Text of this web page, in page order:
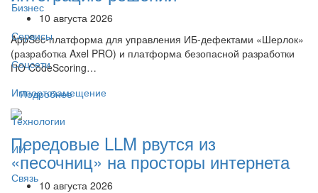
Бизнес
Сервисы
Соцсети
Импортозамещение
Технологии
ИИ
Связь
10 августа 2026
AppSec-платформа для управления ИБ-дефектами «Шерлок»
(разработка Axel PRO) и платформа безопасной разработки
ПО CodeScoring…
Подробнее
Передовые LLM рвутся из
«песочниц» на просторы интернета
10 августа 2026